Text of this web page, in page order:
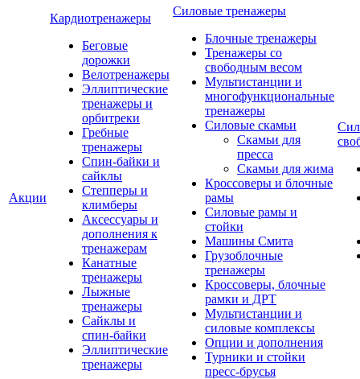
Акции
Кардиотренажеры
Беговые
дорожки
Велотренажеры
Эллиптические
тренажеры и
орбитреки
Гребные
тренажеры
Спин-байки и
сайклы
Степперы и
климберы
Аксессуары и
дополнения к
тренажерам
Канатные
тренажеры
Лыжные
тренажеры
Сайклы и
спин-байки
Эллиптические
тренажеры
Силовые тренажеры
Блочные тренажеры
Тренажеры со
свободным весом
Мультистанции и
многофункциональные
тренажеры
Силовые скамьи
Скамьи для
пресса
Скамьи для жима
Кроссоверы и блочные
рамы
Силовые рамы и
стойки
Машины Смита
Грузоблочные
тренажеры
Кроссоверы, блочные
рамки и ДРТ
Мультистанции и
силовые комплексы
Опции и дополнения
Турники и стойки
пресс-брусья